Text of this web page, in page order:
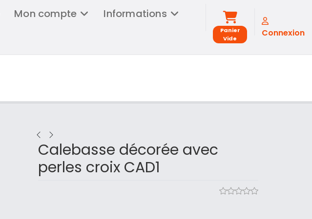
Mon compte
Informations
Panier
Vide
Connexion
Calebasse décorée avec
perles croix CAD1